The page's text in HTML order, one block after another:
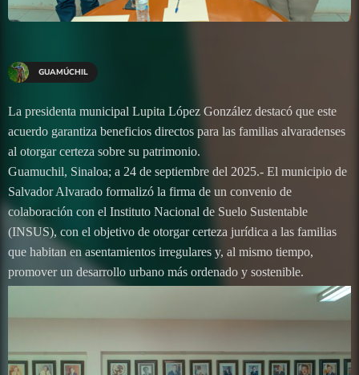
GUAMÚCHIL
La presidenta municipal Lupita López González destacó que este
acuerdo garantiza beneficios directos para las familias alvaradenses
al otorgar certeza sobre su patrimonio.
Guamuchil, Sinaloa; a 24 de septiembre del 2025.- El municipio de
Salvador Alvarado formalizó la firma de un convenio de
colaboración con el Instituto Nacional de Suelo Sustentable
(INSUS), con el objetivo de otorgar certeza jurídica a las familias
que habitan en asentamientos irregulares y, al mismo tiempo,
promover un desarrollo urbano más ordenado y sostenible.